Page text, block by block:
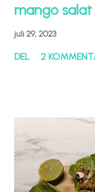
mango
juli 29, 2023
DEL 2